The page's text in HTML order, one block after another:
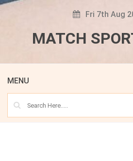
Skip
Fri 7th Aug
MATCH
MENU